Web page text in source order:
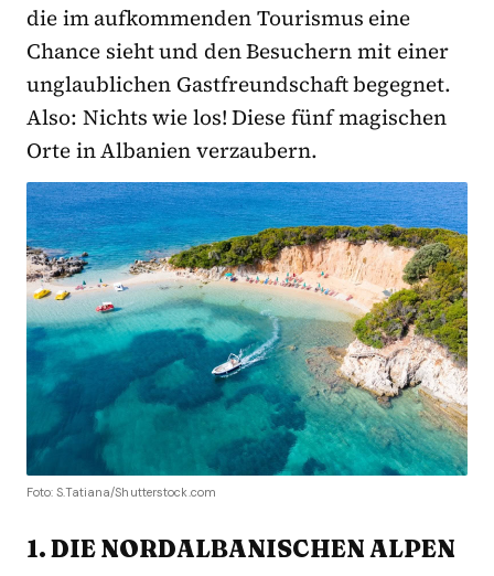
die im aufkommenden Tourismus eine
Chance sieht und den Besuchern mit einer
unglaublichen Gastfreundschaft begegnet.
Also: Nichts wie los! Diese fünf magischen
Orte in Albanien verzaubern.
Foto: S.Tatiana/Shutterstock.com
1. DIE NORDALBANISCHEN ALPEN